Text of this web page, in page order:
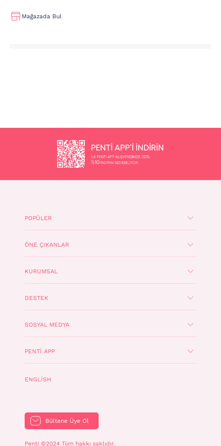
Mağazada Bul
POPÜLER
ÖNE ÇIKANLAR
KURUMSAL
DESTEK
SOSYAL MEDYA
PENTI APP
ENGLISH
Bültene Üye Ol
Penti ©2024 Tüm hakkı saklıdır.